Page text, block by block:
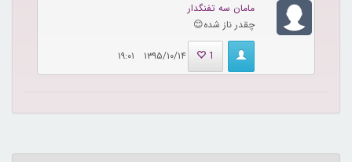
مامان سه تفنگدار
چقدر ناز شده😊
1 ۱۳۹۵/۱۰/۱۴ ۱۹:۰۱